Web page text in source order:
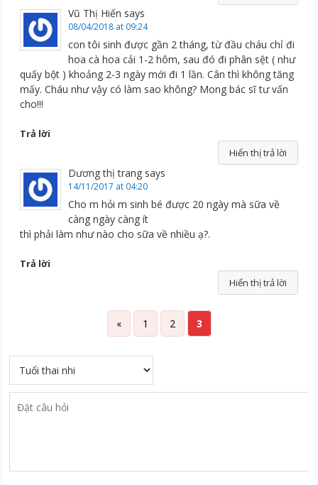
Vũ Thị Hiến says
08/04/2018 at 09:24
con tôi sinh được gần 2 tháng, từ đầu cháu chỉ đi
hoa cà hoa cải 1-2 hôm, sau đó đi phân sệt ( như
quấy bột ) khoảng 2-3 ngày mới đi 1 lần. Cân thì không tăng
mấy. Cháu như vậy có làm sao không? Mong bác sĩ tư vấn
cho!!!
Trả lời
Hiển thị trả lời
Dương thị trang says
14/11/2017 at 04:20
Cho m hỏi m sinh bé được 20 ngày mà sữa về
càng ngày càng ít
thì phải làm như nào cho sữa về nhiều ạ?.
Trả lời
Hiển thị trả lời
« 1 2 3